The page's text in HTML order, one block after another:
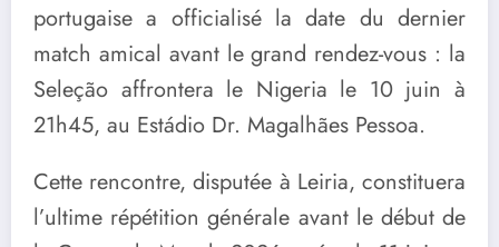
portugaise a officialisé la date du dernier
match amical avant le grand rendez-vous : la
Seleção affrontera le Nigeria le 10 juin à
21h45, au Estádio Dr. Magalhães Pessoa.
Cette rencontre, disputée à Leiria, constituera
l’ultime répétition générale avant le début de